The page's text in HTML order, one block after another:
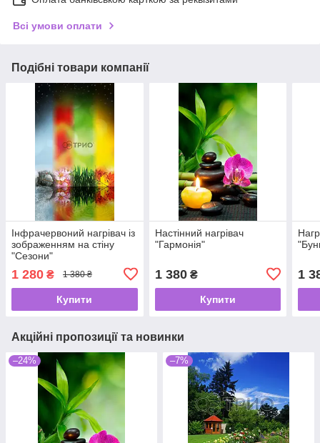
Всі умови оплати
Подібні товари компанії
Інфрачервоний нагрівач із
зображенням на стіну
"Сезони"
1 280 ₴ 1 380 ₴
Купити
Настінний нагрівач
"Гармонія"
1 380₴
Купити
1
Акційні пропозиції та новинки
–24% –7%